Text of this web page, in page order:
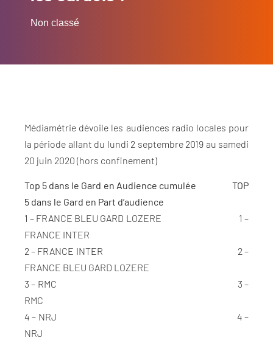
Non classé
Médiamétrie dévoile les audiences radio locales pour
la période allant du lundi 2 septembre 2019 au samedi
20 juin 2020 (hors confinement)
Top 5 dans le Gard en Audience cumulée
TOP
5 dans le Gard en Part d’audience
1 – FRANCE BLEU GARD LOZERE 1 –
FRANCE INTER
2 – FRANCE INTER 2 –
FRANCE BLEU GARD LOZERE
3 – RMC 3 –
RMC
4 – NRJ 4 –
NRJ